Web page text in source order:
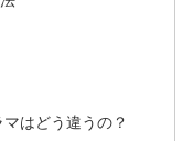
はどう違うの？